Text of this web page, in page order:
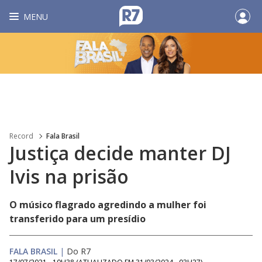
MENU
Record Fala Brasil
Justiça decide manter DJ
Ivis na prisão
O músico flagrado agredindo a mulher foi
transferido para um presídio
FALA BRASIL | Do R7